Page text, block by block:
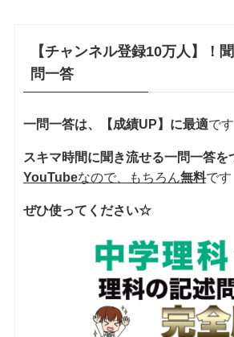
【チャンネル登録10万人】！
問一答
一問一答は、【成績UP】に最適です
スキマ時間に聞き流せる一問一答を
YouTubeなので、もちろん無料です
ぜひ使ってください☆